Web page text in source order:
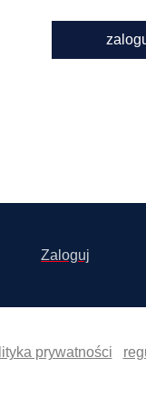
Zaloguj
prywatności